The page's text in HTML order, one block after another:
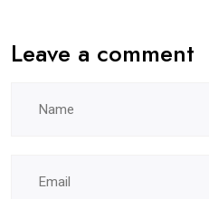
Leave a comment